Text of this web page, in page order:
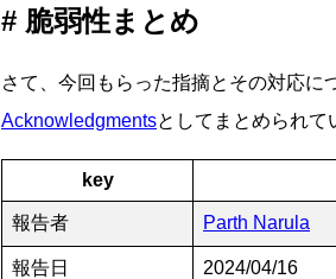
脆弱性まとめ
さて、今回もらった指摘とその対応に
Acknowledgmentsとしてまとめられて
key
報告者 Parth Narula
報告日 2024/04/16